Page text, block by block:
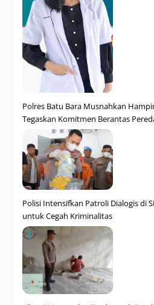
Polres Batu Bara Musnahkan
Tegaskan Komitmen Berantas
Polisi Intensifkan Patroli Dialogis di
untuk Cegah Kriminalitas